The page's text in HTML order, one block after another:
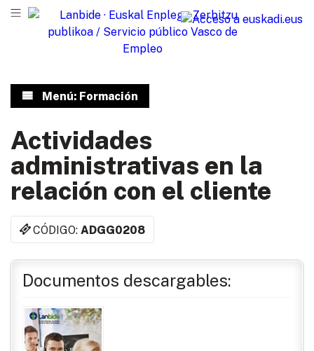
Menú: Formación
Actividades
administrativas en la
relación con el cliente
CÓDIGO:ADGG0208
Documentos descargables: